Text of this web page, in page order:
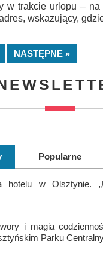
w trakcie urlopu –
wskazujący,
NASTĘPNE »
Popularne
hotelu w Olsztynie.
i magia
Parku